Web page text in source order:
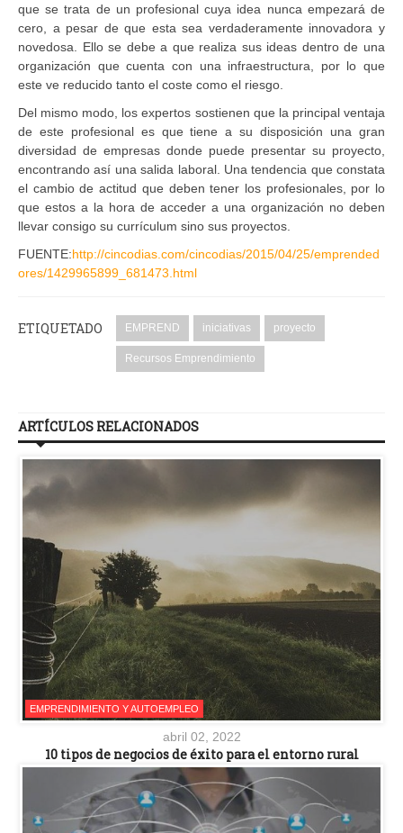
que se trata de un profesional cuya idea nunca empezará de
cero, a pesar de que esta sea verdaderamente innovadora y
novedosa. Ello se debe a que realiza sus ideas dentro de una
organización que cuenta con una infraestructura, por lo que
este ve reducido tanto el coste como el riesgo.
Del mismo modo, los expertos sostienen que la principal ventaja
de este profesional es que tiene a su disposición una gran
diversidad de empresas donde puede presentar su proyecto,
encontrando así una salida laboral. Una tendencia que constata
el cambio de actitud que deben tener los profesionales, por lo
que estos a la hora de acceder a una organización no deben
llevar consigo su currículum sino sus proyectos.
FUENTE:http://cincodias.com/cincodias/2015/04/25/emprended
ores/1429965899_681473.html
ETIQUETADO EMPREND iniciativas proyecto
Recursos Emprendimiento
ARTÍCULOS RELACIONADOS
EMPRENDIMIENTO Y AUTOEMPLEO
abril 02, 2022
10 tipos de negocios de éxito para el entorno rural